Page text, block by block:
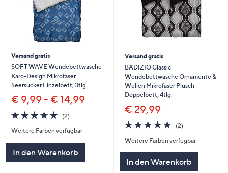
Versand gratis
SOFT WAVE Wendebettwäsche
Karo-Design Mikrofaser
Seersucker Einzelbett, 3tlg.
€ 9,99 - € 14,99
5.0
von
5
(2)2
Weitere Farben verfügbar
In den Warenkorb
Versand gratis
BADIZIO Classic
Wendebettwäsche Ornamente &
Wellen Mikrofaser Plüsch
Doppelbett, 4tlg.
€ 29,99
5.0
von
5
(2)2
Weitere Farben verfügbar
In den Warenkorb